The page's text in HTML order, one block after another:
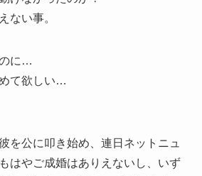
ない事。
に…
て欲しい…
を公に叩き始め、連日ネットニュ
はやご成婚はありえないし、いず